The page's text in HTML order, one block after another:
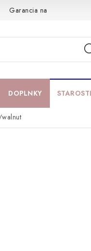
Garancia najlepšej ceny
DOPLNKY